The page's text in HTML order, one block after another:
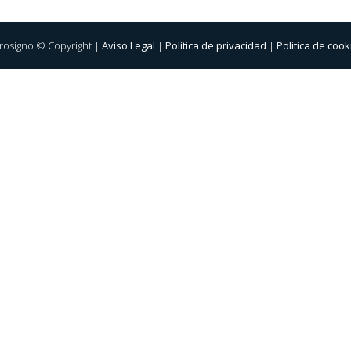
© Copyright | Aviso Legal | Política de privacidad | Politica de